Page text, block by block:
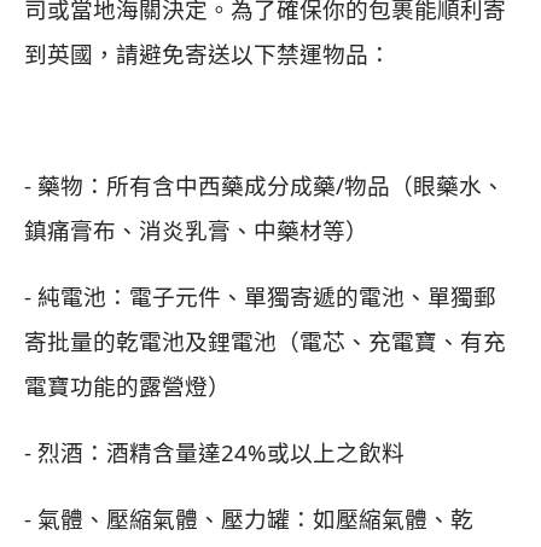
司或當地海關決定。為了確保你的包裹能順利寄
到英國，請避免寄送以下禁運物品：
- 藥物：所有含中西藥成分成藥/物品（眼藥水、
鎮痛膏布、消炎乳膏、中藥材等）
- 純電池：電子元件、單獨寄遞的電池、單獨郵
寄批量的乾電池及鋰電池（電芯、充電寶、有充
電寶功能的露營燈）
- 烈酒：酒精含量達24%或以上之飲料
- 氣體、壓縮氣體、壓力罐：如壓縮氣體、乾